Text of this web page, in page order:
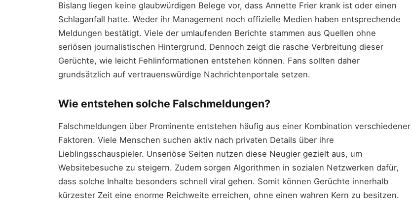
Bislang liegen keine glaubwürdigen Belege vor, dass Annette Frier krank ist oder einen
Schlaganfall hatte. Weder ihr Management noch offizielle Medien haben entsprechende
Meldungen bestätigt. Viele der umlaufenden Berichte stammen aus Quellen ohne
seriösen journalistischen Hintergrund. Dennoch zeigt die rasche Verbreitung dieser
Gerüchte, wie leicht Fehlinformationen entstehen können. Fans sollten daher
grundsätzlich auf vertrauenswürdige Nachrichtenportale setzen.
Wie entstehen solche Falschmeldungen?
Falschmeldungen über Prominente entstehen häufig aus einer Kombination verschiedener
Faktoren. Viele Menschen suchen aktiv nach privaten Details über ihre
Lieblingsschauspieler. Unseriöse Seiten nutzen diese Neugier gezielt aus, um
Websitebesuche zu steigern. Zudem sorgen Algorithmen in sozialen Netzwerken dafür,
dass solche Inhalte besonders schnell viral gehen. Somit können Gerüchte innerhalb
kürzester Zeit eine enorme Reichweite erreichen, ohne einen wahren Kern zu besitzen.